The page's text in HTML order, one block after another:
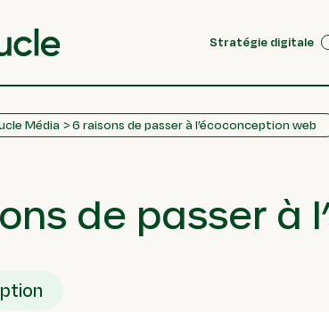
Stratégie digitale
Média 6 raisons de passer à l’écoconception web
de passer à